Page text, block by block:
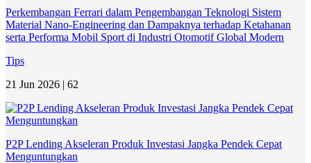
Perkembangan Ferrari dalam Pengembangan Teknologi Sistem
Material Nano-Engineering dan Dampaknya terhadap Ketahanan
serta Performa Mobil Sport di Industri Otomotif Global Modern
Tips
21 Jun 2026 | 62
P2P Lending Akseleran Produk Investasi Jangka Pendek Cepat
Menguntungkan